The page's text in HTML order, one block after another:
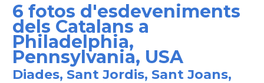
6 fotos d'esdeveniments
dels Catalans a
Philadelphia,
Pennsylvania, USA
Diades, Sant Jordis, Sant Joans,